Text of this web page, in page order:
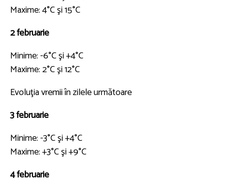
Maxime: 4°C şi 15°C
2 februarie
Minime: -6°C şi +4°C
Maxime: 2°C şi 12°C
Evoluţia vremii în zilele următoare
3 februarie
Minime: -3°C şi +4°C
Maxime: +3°C şi +9°C
4 februarie